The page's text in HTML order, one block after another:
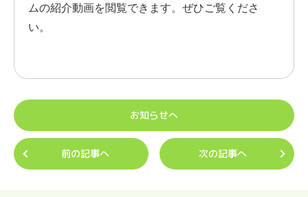
ムの紹介動画を閲覧できます。ぜひご覧くださ
い。
前の記事へ
お知らせへ
次の記事へ